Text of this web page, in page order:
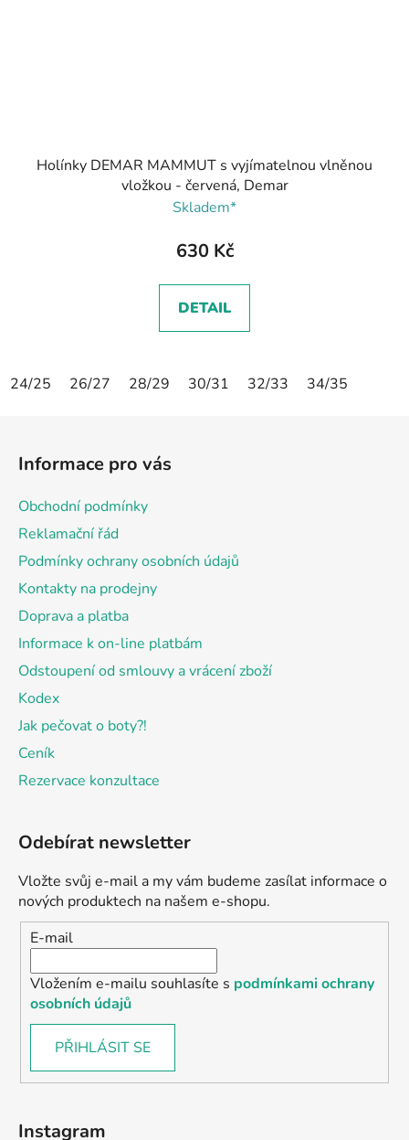
Holínky DEMAR MAMMUT s vyjímatelnou vlněnou
vložkou - červená, Demar
Skladem*
630 Kč
DETAIL
24/25 26/27 28/29 30/31 32/33 34/35
Informace pro vás
Obchodní podmínky
Reklamační řád
Podmínky ochrany osobních údajů
Kontakty na prodejny
Doprava a platba
Informace k on-line platbám
Odstoupení od smlouvy a vrácení zboží
Kodex
Jak pečovat o boty?!
Ceník
Rezervace konzultace
Odebírat newsletter
Vložte svůj e-mail a my vám budeme zasílat informace o
nových produktech na našem e-shopu.
E-mail
Vložením e-mailu souhlasíte s podmínkami ochrany
osobních údajů
PŘIHLÁSIT SE
Instagram